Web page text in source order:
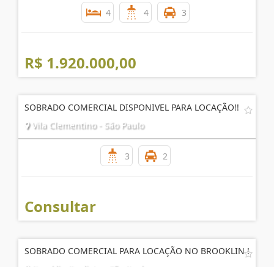
4 4 3
R$ 1.920.000,00
SOBRADO COMERCIAL DISPONIVEL PARA LOCAÇÃO!!
Vila Clementino - São Paulo
3 2
Consultar
SOBRADO COMERCIAL PARA LOCAÇÃO NO BROOKLIN !